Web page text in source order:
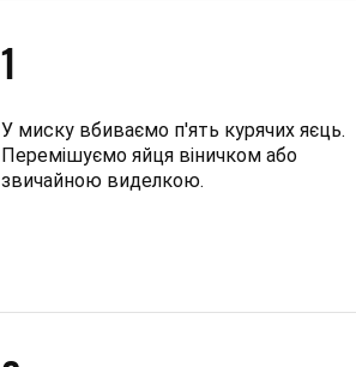
1
У миску вбиваємо п'ять курячих яєць.
Перемішуємо яйця віничком або
звичайною виделкою.